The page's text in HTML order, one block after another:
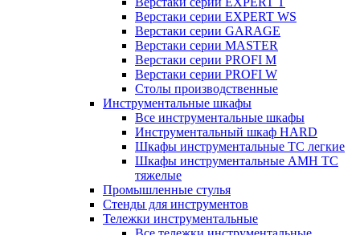
Верстаки серии EXPERT WS
Верстаки серии GARAGE
Верстаки серии MASTER
Верстаки серии PROFI M
Верстаки серии PROFI W
Столы производственные
Инструментальные шкафы
Все инструментальные шкафы
Инструментальный шкаф HARD
Шкафы инструментальные ТС легкие
Шкафы инструментальные AMH TC
тяжелые
Промышленные стулья
Стенды для инструментов
Тележки инструментальные